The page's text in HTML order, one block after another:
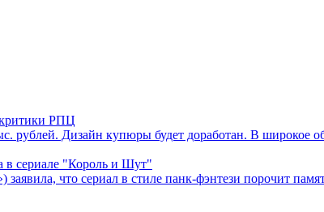
критики РПЦ
рублей. Дизайн купюры будет доработан. В широкое
в сериале "Король и Шут"
что сериал в стиле панк-фэнтези порочит